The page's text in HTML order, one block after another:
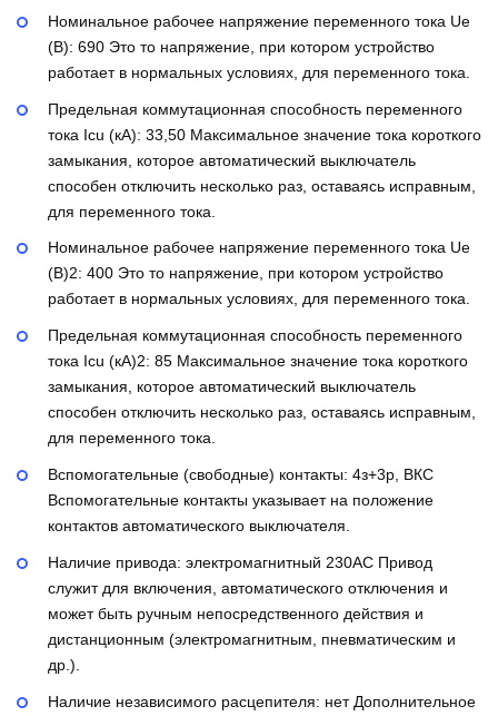
Номинальное рабочее напряжение переменного тока Ue
(В): 690 Это то напряжение, при котором устройство
работает в нормальных условиях, для переменного тока.
Предельная коммутационная способность переменного
тока Icu (кА): 33,50 Максимальное значение тока короткого
замыкания, которое автоматический выключатель
способен отключить несколько раз, оставаясь исправным,
для переменного тока.
Номинальное рабочее напряжение переменного тока Ue
(В)2: 400 Это то напряжение, при котором устройство
работает в нормальных условиях, для переменного тока.
Предельная коммутационная способность переменного
тока Icu (кА)2: 85 Максимальное значение тока короткого
замыкания, которое автоматический выключатель
способен отключить несколько раз, оставаясь исправным,
для переменного тока.
Вспомогательные (свободные) контакты: 4з+3р, ВКС
Вспомогательные контакты указывает на положение
контактов автоматического выключателя.
Наличие привода: электромагнитный 230AC Привод
служит для включения, автоматического отключения и
может быть ручным непосредственного действия и
дистанционным (электромагнитным, пневматическим и
др.).
Наличие независимого расцепителя: нет Дополнительное